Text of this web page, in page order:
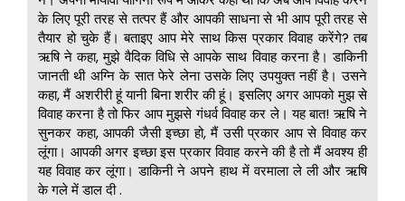
के लिए पूरी तरह से तत्पर हैं और आपकी साधना से भी आप पूरी तरह से
तैयार हो चुके हैं। बताइए आप मेरे साथ किस प्रकार विवाह करेंगे? तब
ऋषि ने कहा, मुझे वैदिक विधि से आपके साथ विवाह करना है। डाकिनी
जानती थी अग्नि के सात फेरे लेना उसके लिए उपयुक्त नहीं है। उसने
कहा, मैं अशरीरी हूं यानी बिना शरीर की हूं। इसलिए अगर आपको मुझ से
विवाह करना है तो फिर आप मुझसे गंधर्व विवाह कर ले। यह बात! ऋषि ने
सुनकर कहा, आपकी जैसी इच्छा हो, मैं उसी प्रकार आप से विवाह कर
लूंगा। आपकी अगर इच्छा इस प्रकार विवाह करने की है तो मैं अवश्य ही
यह विवाह कर लूंगा। डाकिनी ने अपने हाथ में वरमाला ले ली और ऋषि
के गले में डाल दी .